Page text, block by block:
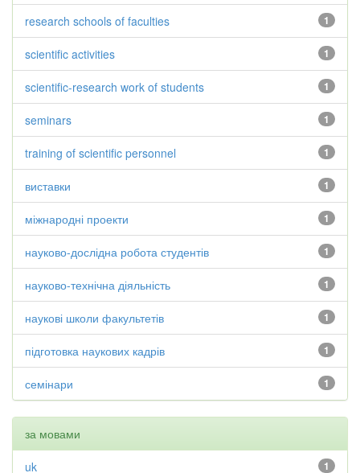
1
research schools of faculties
1
scientific activities
1
scientific-research work of students
1
seminars
1
training of scientific personnel
1
виставки
1
міжнародні проекти
1
науково-дослідна робота студентів
1
науково-технічна діяльність
1
наукові школи факультетів
1
підготовка наукових кадрів
1
семінари
за мовами
1
uk